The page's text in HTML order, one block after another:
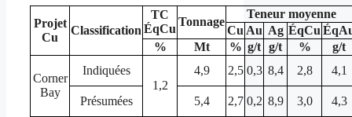
Projet
Cu
Classification
TC
ÉqCu
Tonnage
Teneur moyenne
Cu Au Ag ÉqCu
%
Mt % g/t g/t % g/t
Corner
Bay
Indiquées
1,2
4,9 2,5 0,3 8,4 2,8 4,1
Présumées 5,4 2,7 0,2 8,9 3,0 4,3